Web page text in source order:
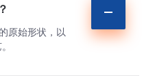
原始形状，以